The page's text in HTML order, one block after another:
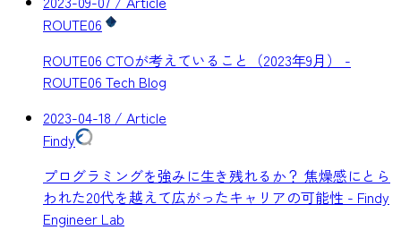
ROUTE06
ROUTE06 CTOが考えていること（2023年9月） -
ROUTE06 Tech Blog
2023-04-18 / Article
Findy
プログラミングを強みに生き残れるか？ 焦燥感にとら
われた20代を越えて広がったキャリアの可能性 - Findy
Engineer Lab